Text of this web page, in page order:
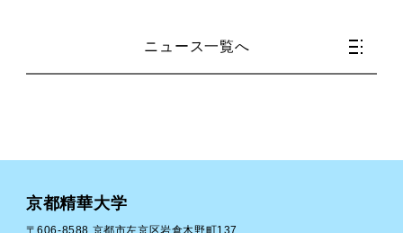
ニュース一覧へ
京都精華大学